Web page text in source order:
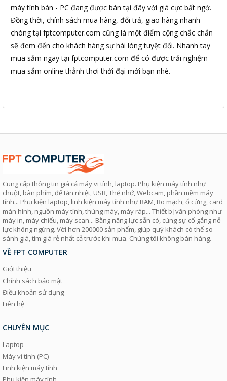
máy tính bàn - PC đang được bán tại đây với giá cực bất ngờ.
Đồng thời, chính sách mua hàng, đổi trả, giao hàng nhanh
chóng tại fptcomputer.com cũng là một điểm cộng chắc chắn
sẽ đem đến cho khách hàng sự hài lòng tuyệt đối. Nhanh tay
mua sắm ngay tại fptcomputer.com để có được trải nghiệm
mua sắm online thảnh thơi thời đại mới bạn nhé.
Cung cấp thông tin giá cả máy vi tính, laptop. Phụ kiện máy tính như
chuột, bàn phím, đế tản nhiệt, USB, Thẻ nhớ, Webcam, phần mềm máy
tính... Phụ kiện laptop, linh kiện máy tính như RAM, Bo mạch, ổ cứng, card
màn hình, nguồn máy tính, thùng máy, máy ráp... Thiết bị văn phòng như
máy in, máy chiếu, máy scan... Bằng năng lực sẵn có, cùng sự cố gắng nỗ
lực không ngừng. Với hơn 200000 sản phẩm, giúp quý khách có thể so
sánh giá, tìm giá rẻ nhất cả trước khi mua. Chúng tôi không bán hàng.
VỀ FPT COMPUTER
Giới thiệu
Chính sách bảo mật
Điều khoản sử dụng
Liên hệ
CHUYÊN MỤC
Laptop
Máy vi tính (PC)
Linh kiện máy tính